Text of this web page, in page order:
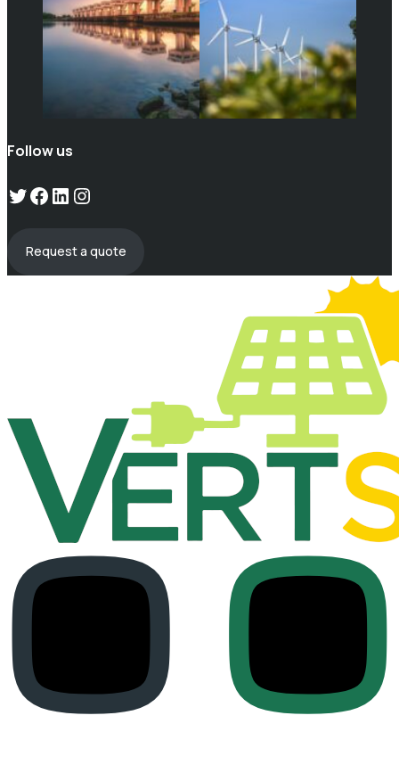
Follow us
Twitter
Facebook
LinkedIn
Instagram
Request a quote